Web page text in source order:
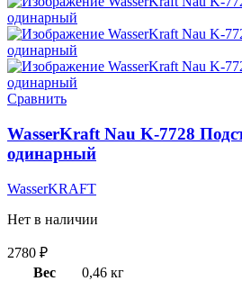
Сравнить
WasserKraft Nau K-7728
одинарный
WasserKRAFT
Нет в наличии
2780 ₽
Вес
0,46 кг